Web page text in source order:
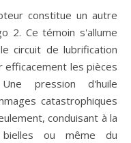
constitue un autre
2. Ce témoin s'allume
circuit de lubrification
les pièces
pression d'huile
catastrophiques
conduisant à la
ou même du